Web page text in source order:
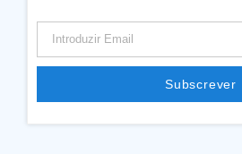
Subscrever